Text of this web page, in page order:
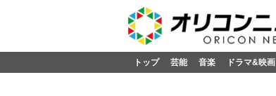
トップ 芸能 音楽 ドラマ&映画